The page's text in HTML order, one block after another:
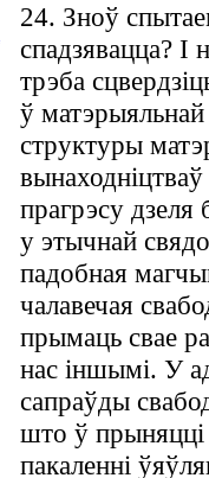
24. Зноў
спадзявацца? І
трэба
ў
структуры
прагрэсу
у этычнай
падобная
чалавечая
прымаць свае
нас іншымі. У
сапраўды
што ў прыняцці
пакаленні